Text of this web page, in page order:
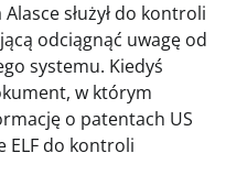
służył do kontroli
odciągnąć uwagę od
systemu. Kiedyś
w którym
o patentach US
ELF do kontroli